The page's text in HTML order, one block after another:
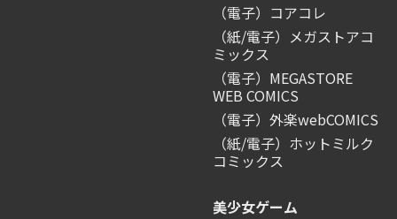
（電子）コアコレ
（紙/電子）メガストアコ
ミックス
（電子）MEGASTORE
WEB COMICS
（電子）外楽webCOMICS
（紙/電子）ホットミルク
コミックス
美少女ゲーム